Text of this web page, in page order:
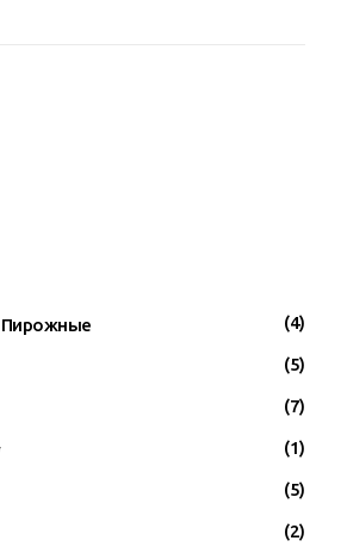
Пирожные (4)
(5)
(7)
(1)
(5)
(2)